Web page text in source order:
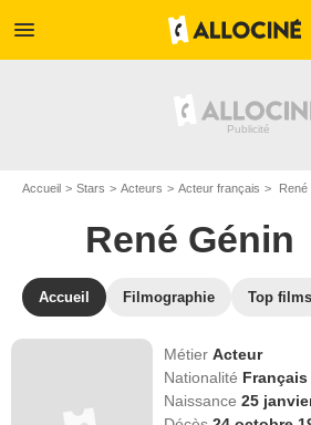
menu
Accueil Stars Acteurs Acteur français René
René Génin
Accueil Filmographie Top
MétierActeur
Nationalité Français
Naissance25